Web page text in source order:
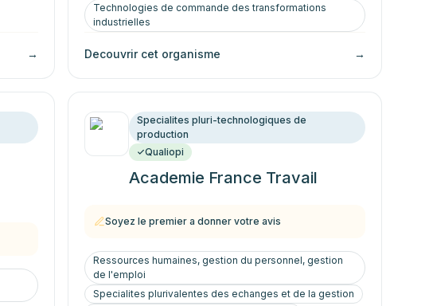
→
Technologies de commande des transformations
industrielles
Decouvrir cet organisme →
Specialites pluri-technologiques de
production
Qualiopi
Academie France Travail
Soyez le premier a donner votre avis
Ressources humaines, gestion du personnel, gestion
de l'emploi
Specialites plurivalentes des echanges et de la gestion